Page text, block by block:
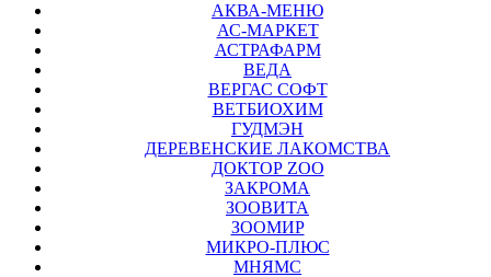
АКВА-МЕНЮ
АС-МАРКЕТ
АСТРАФАРМ
ВЕДА
ВЕРГАС СОФТ
ВЕТБИОХИМ
ГУДМЭН
ДЕРЕВЕНСКИЕ ЛАКОМСТВА
ДОКТОР ZOO
ЗАКРОМА
ЗООВИТА
ЗООМИР
МИКРО-ПЛЮС
МНЯМС